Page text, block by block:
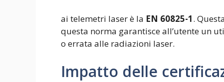
ai telemetri laser è la EN 60825-1.
questa norma garantisce all’utente un
o errata alle radiazioni laser.
Impatto delle